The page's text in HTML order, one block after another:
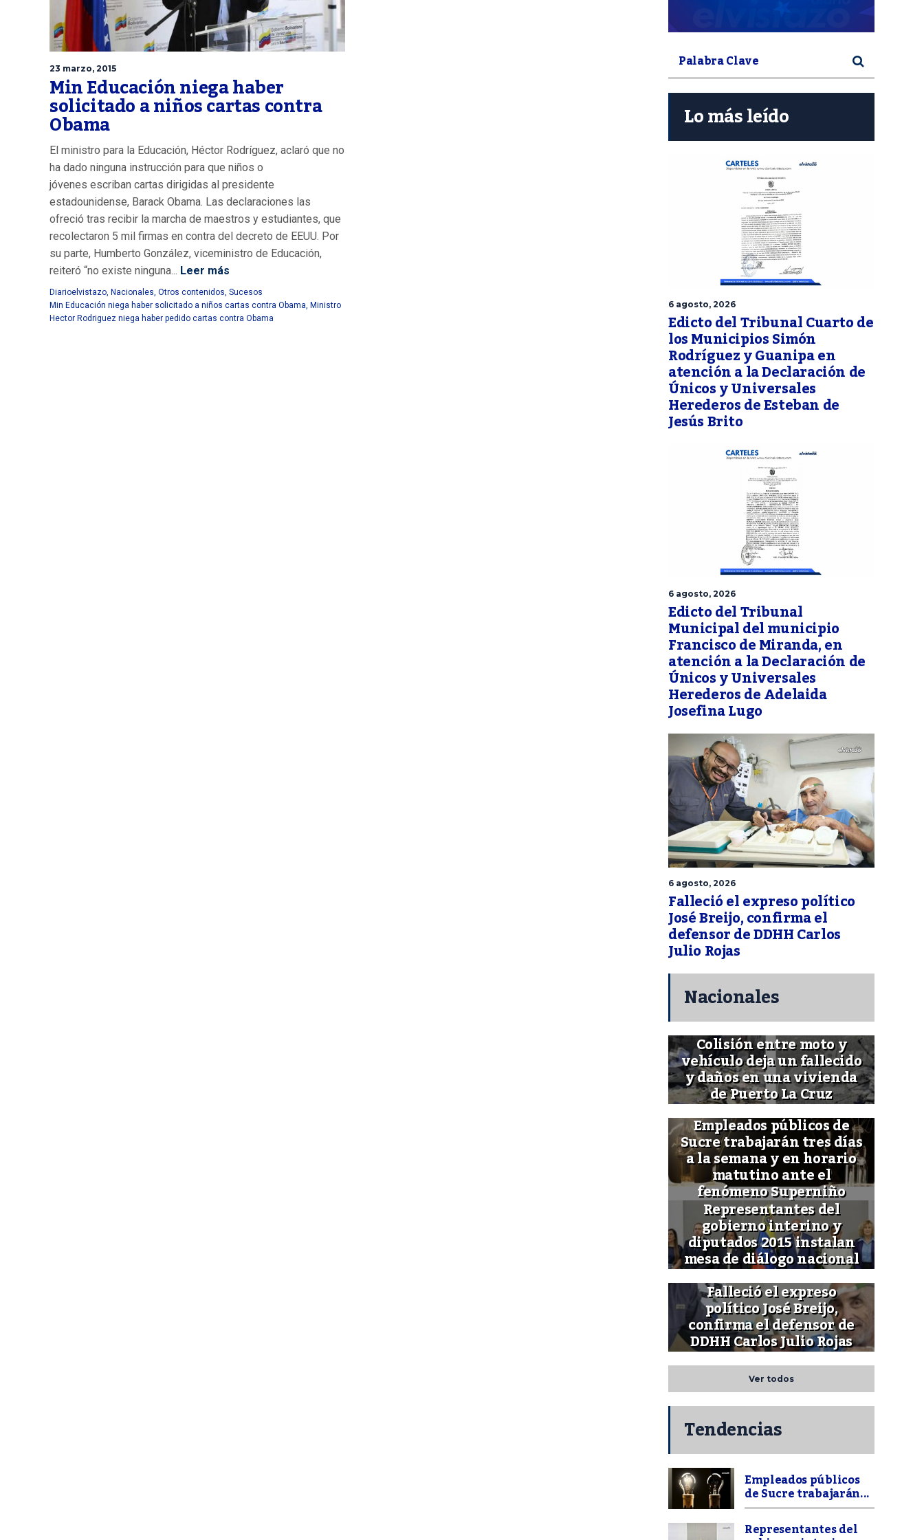
23 marzo, 2015
Min Educación niega haber
solicitado a niños cartas contra
Obama
El ministro para la Educación, Héctor Rodríguez, aclaró que no
ha dado ninguna instrucción para que niños o
jóvenes escriban cartas dirigidas al presidente
estadounidense, Barack Obama. Las declaraciones las
ofreció tras recibir la marcha de maestros y estudiantes, que
recolectaron 5 mil firmas en contra del decreto de EEUU. Por
su parte, Humberto González, viceministro de Educación,
reiteró “no existe ninguna... Leer más
Diarioelvistazo, Nacionales, Otros contenidos, Sucesos
Min Educación niega haber solicitado a niños cartas contra Obama, Ministro
Hector Rodriguez niega haber pedido cartas contra Obama
Lo más leído
6 agosto, 2026
Edicto del Tribunal Cuarto de
los Municipios Simón
Rodríguez y Guanipa en
atención a la Declaración de
Únicos y Universales
Herederos de Esteban de
Jesús Brito
6 agosto, 2026
Edicto del Tribunal
Municipal del municipio
Francisco de Miranda, en
atención a la Declaración de
Únicos y Universales
Herederos de Adelaida
Josefina Lugo
6 agosto, 2026
Falleció el expreso político
José Breijo, confirma el
defensor de DDHH Carlos
Julio Rojas
Nacionales
Colisión entre moto y
vehículo deja un fallecido
y daños en una vivienda
de Puerto La Cruz
Empleados públicos de
Sucre trabajarán tres días
a la semana y en horario
matutino ante el
fenómeno Superniño
Representantes del
gobierno interino y
diputados 2015 instalan
mesa de diálogo nacional
Falleció el expreso
político José Breijo,
confirma el defensor de
DDHH Carlos Julio Rojas
Ver todos
Tendencias
Empleados públicos
de Sucre trabajarán...
Representantes del